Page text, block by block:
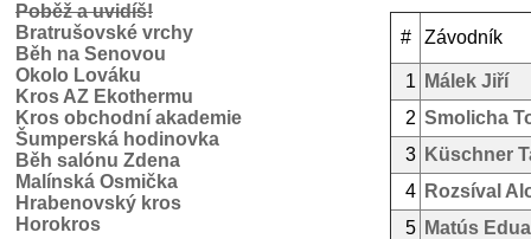
Poběž a uvidíš!
Bratrušovské vrchy
Běh na Senovou
Okolo Lováku
Kros AZ Ekothermu
Kros obchodní akademie
Šumperská hodinovka
Běh salónu Zdena
Malínská Osmička
Hrabenovský kros
Horokros
# Závodník
1
Málek Jiří
2 Smolicha
3 Küschner
4 Rozsíval
5 Matús